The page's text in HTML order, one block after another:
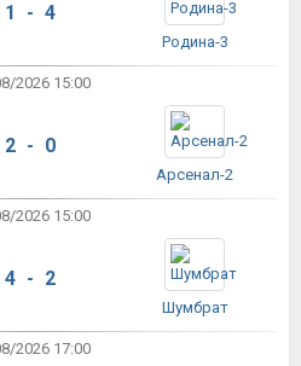
1 - 4
Родина-3
2026 15:00
2 - 0
Арсенал-2
2026 15:00
4 - 2
Шумбрат
2026 17:00